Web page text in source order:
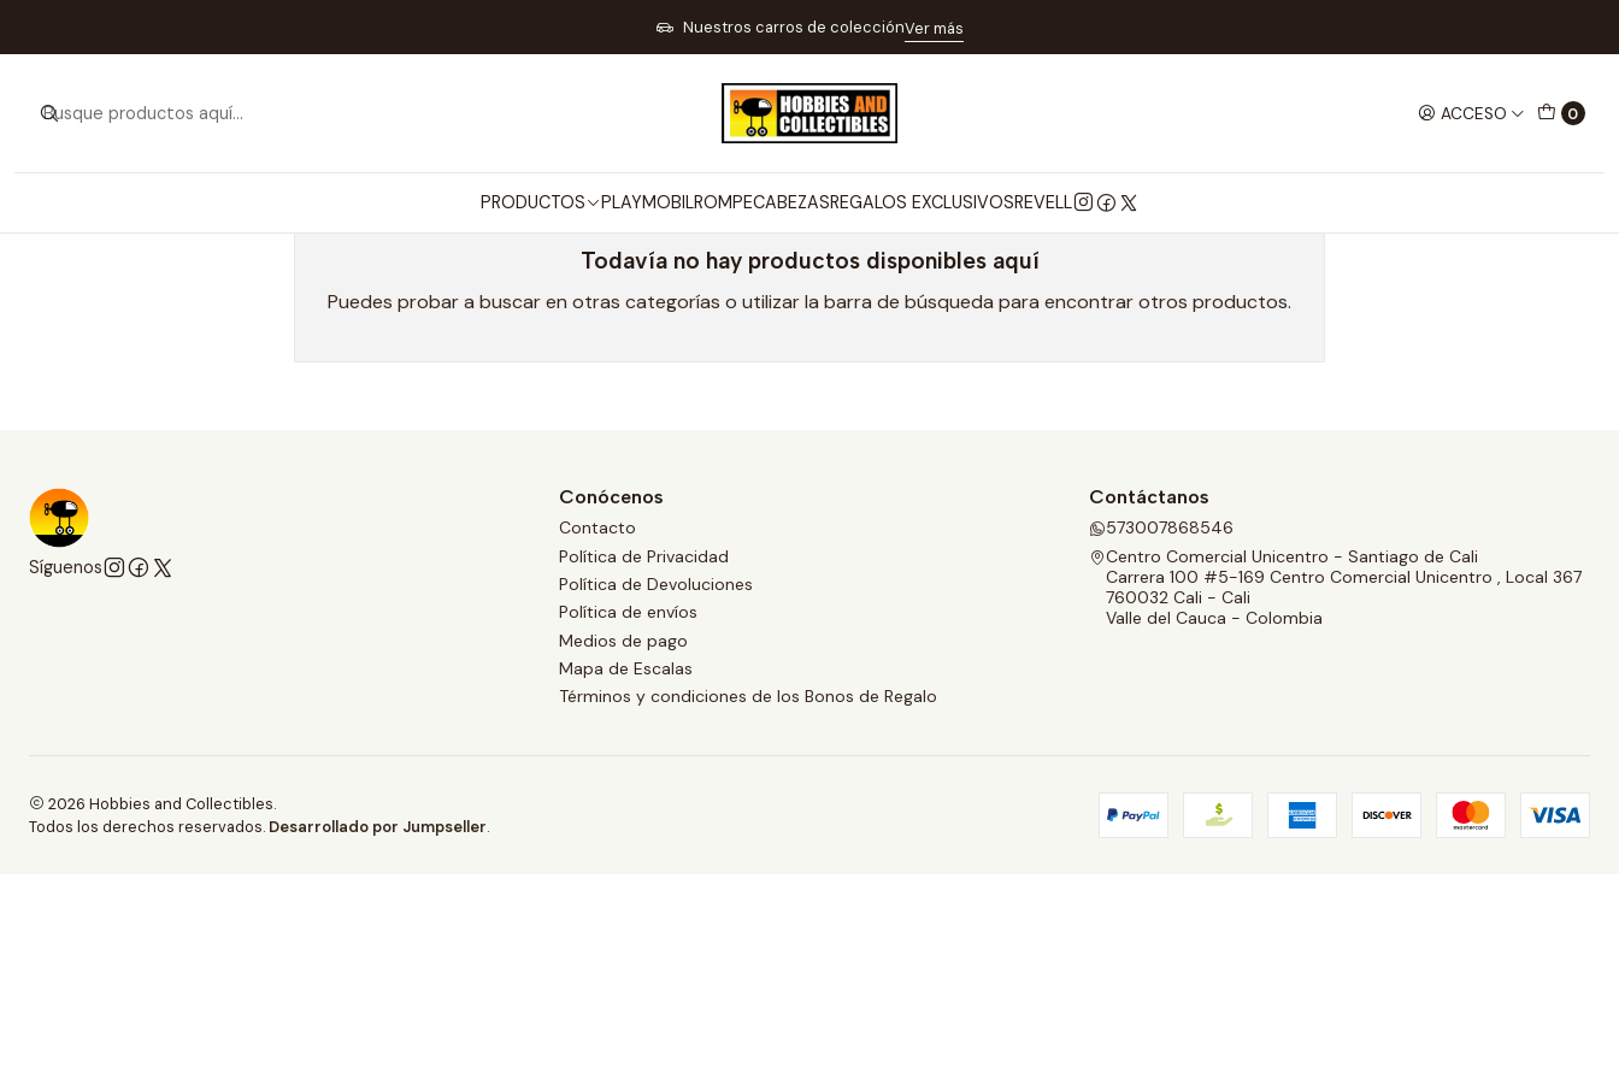
ACCESO 0
PRODUCTOS PLAYMOBILROMPECABEZASREGALOS EXCLUSIVOSREVELL
Nuestros carros de colecciónVer más
Inicio MARCAS LEAP HIGH POINT
LEAP HIGH POINT
Todavía no hay productos disponibles aquí
Puedes probar a buscar en otras categorías o utilizar la barra de búsqueda para encontrar otros productos.
Síguenos
Conócenos
Contacto
Política de Privacidad
Política de Devoluciones
Política de envíos
Medios de pago
Mapa de Escalas
Términos y condiciones de los Bonos de Regalo
Contáctanos
573007868546
Centro Comercial Unicentro - Santiago de Cali
Carrera 100 #5-169 Centro Comercial Unicentro , Local 367
760032 Cali - Cali
Valle del Cauca - Colombia
2026 Hobbies and Collectibles.
Todos los derechos reservados. Desarrollado por Jumpseller.